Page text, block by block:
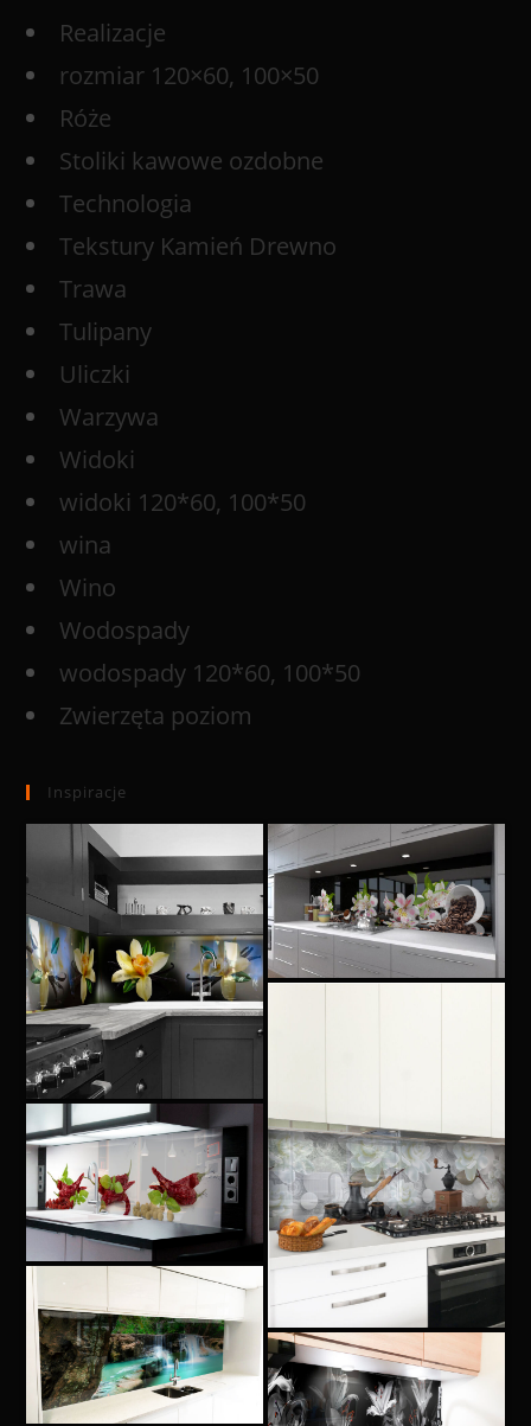
Realizacje
rozmiar 120×60, 100×50
Róże
Stoliki kawowe ozdobne
Technologia
Tekstury Kamień Drewno
Trawa
Tulipany
Uliczki
Warzywa
Widoki
widoki 120*60, 100*50
wina
Wino
Wodospady
wodospady 120*60, 100*50
Zwierzęta poziom
Inspiracje